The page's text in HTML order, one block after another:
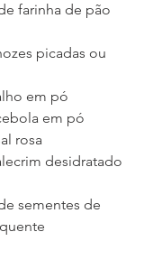
farinha de pão
picadas ou
em pó
em pó
rosa
desidratado
sementes de